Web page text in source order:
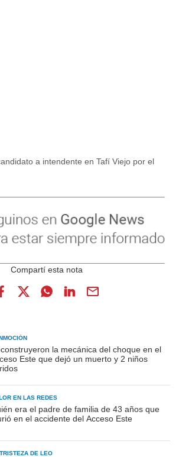
a intendente en Tafí Viejo por el
la mecánica del choque en el
Este que dejó un muerto y 2 niños
EN LAS REDES
era el padre de familia de 43 años que
en el accidente del Acceso Este
DE LEO